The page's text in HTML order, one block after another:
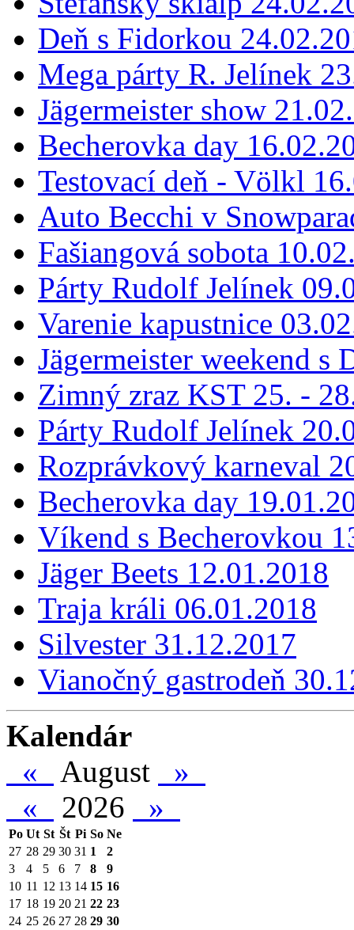
Deň s Fidorkou
Mega párty R. Jelínek
Jägermeister show
Becherovka day
Testovací deň - Völkl
Auto Becchi v
Fašiangová sobota
Párty Rudolf Jelínek
Varenie kapustnice
Jägermeister weekend
Zimný zraz KST 25. -
Párty Rudolf Jelínek
Rozprávkový karneval
Becherovka day
Víkend s Becherovkou
Jäger Beets 12.01.2018
Traja králi 06.01.2018
Silvester 31.12.2017
Vianočný gastrodeň
Kalendár
«
August
»
«
2026 »
Po Ut St Št Pi So Ne
27 28 29 30 31 1
2
3
4 5 6 7 8
9
10 11 12 13 14 15 16
17 18 19 20 21 22 23
24 25 26 27 28 29 30